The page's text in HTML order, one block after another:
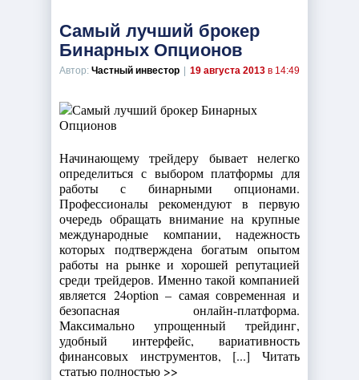
Самый лучший брокер
Бинарных Опционов
Автор: Частный инвестор 19 августа 2013 в 14:49
Начинающему трейдеру бывает нелегко
определиться с выбором платформы для
работы с бинарными опционами.
Профессионалы рекомендуют в первую
очередь обращать внимание на крупные
международные компании, надежность
которых подтверждена богатым опытом
работы на рынке и хорошей репутацией
среди трейдеров. Именно такой компанией
является 24option – самая современная и
безопасная онлайн-платформа.
Максимально упрощенный трейдинг,
удобный интерфейс, вариативность
финансовых инструментов, [...] Читать
статью полностью >>